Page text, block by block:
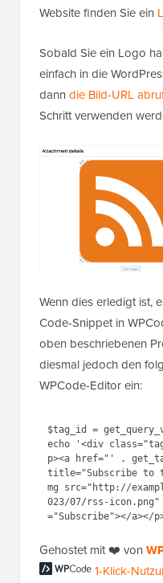
Website finden Sie ein
Sobald Sie ein Logo
einfach in die
dann die Bild-URL
Schritt verwenden
Wenn dies erledigt ist,
Code-Snippet in
oben beschriebenen
diesmal jedoch den
WPCode-Editor ein:
$tag_id =
echo '<div
p><a href="' .
title="Subscribe to
mg src="http://
023/07/rss-
Gehostet mit ❤️ von
1-Klick-